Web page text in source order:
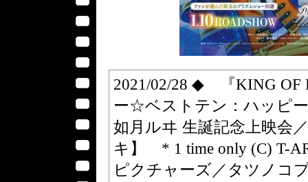
2021/02/28 ◆ 『KING OF
ー☆ベストテン：ハッピ
如月ルヰ 生誕記念上映会
キ】 * 1 time only (C) T-
ピクチャーズ／タツノコ